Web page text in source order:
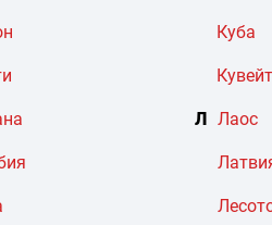
Куба
Кувейт
Л Лаос